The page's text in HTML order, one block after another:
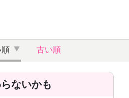
古い順
ないかも